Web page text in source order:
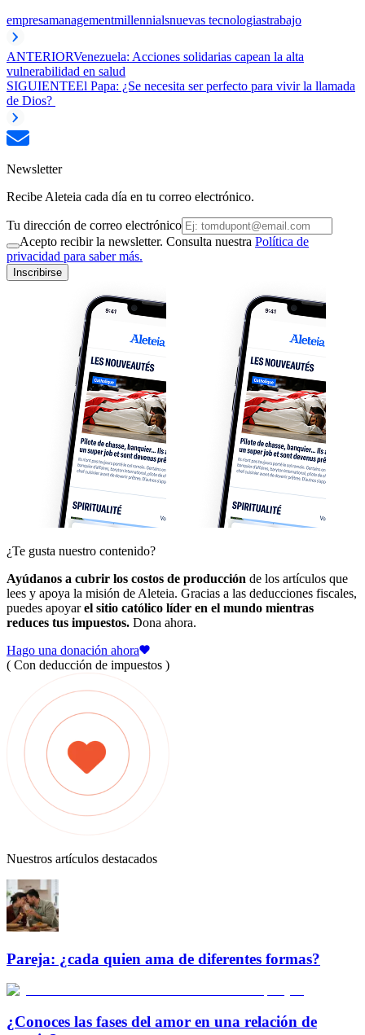
empresamanagementmillennialsnuevas tecnologiastrabajo
ANTERIORVenezuela: Acciones solidarias capean la alta
vulnerabilidad en salud
SIGUIENTEEl Papa: ¿Se necesita ser perfecto para vivir la llamada
de Dios?
Newsletter
Recibe Aleteia cada día en tu correo electrónico.
Tu dirección de correo electrónico
Acepto recibir la newsletter. Consulta nuestra Política de
privacidad para saber más.
Inscribirse
¿Te gusta nuestro contenido?
Ayúdanos a cubrir los costos de producción de los artículos que
lees y apoya la misión de Aleteia. Gracias a las deducciones fiscales,
puedes apoyarel sitio católico líder en el mundo mientras
reduces tus impuestos. Dona ahora.
Hago una donación ahora
( Con deducción de impuestos )
Nuestros artículos destacados
Pareja: ¿cada quien ama de diferentes formas?
¿Conoces las fases del amor en una relación de